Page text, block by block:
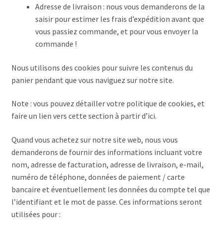
Adresse de livraison : nous vous demanderons de la
saisir pour estimer les frais d’expédition avant que
vous passiez commande, et pour vous envoyer la
commande !
Nous utilisons des cookies pour suivre les contenus du
panier pendant que vous naviguez sur notre site.
Note : vous pouvez détailler votre politique de cookies, et
faire un lien vers cette section à partir d’ici.
Quand vous achetez sur notre site web, nous vous
demanderons de fournir des informations incluant votre
nom, adresse de facturation, adresse de livraison, e-mail,
numéro de téléphone, données de paiement / carte
bancaire et éventuellement les données du compte tel que
l’identifiant et le mot de passe. Ces informations seront
utilisées pour :